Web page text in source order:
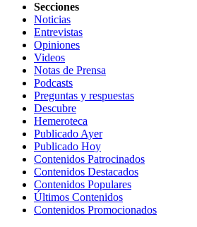
Secciones
Noticias
Entrevistas
Opiniones
Videos
Notas de Prensa
Podcasts
Preguntas y respuestas
Descubre
Hemeroteca
Publicado Ayer
Publicado Hoy
Contenidos Patrocinados
Contenidos Destacados
Contenidos Populares
Últimos Contenidos
Contenidos Promocionados